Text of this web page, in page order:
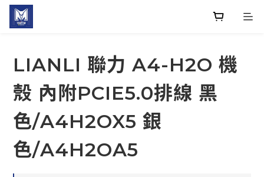
LIANLI 聯力 A4-H2O 機
殼 內附PCIE5.0排線 黑
色/A4H2OX5 銀
色/A4H2OA5